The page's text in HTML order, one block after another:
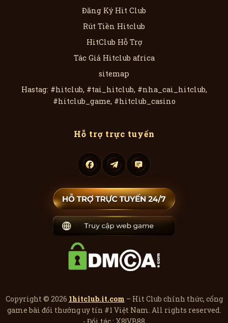
Đăng Ký Hit Club
Rút Tiền Hitclub
HitClub Hỗ Trợ
Tác Giả Hitclub africa
sitemap
Hastag: #hitclub, #tai_hitclub, #nha_cai_hitclub,
#hitclub_game, #hitclub_casino
Hỗ trợ trực tuyến
Copyright © 2026 1hitclub.it.com – Hit Club chính thức, cổng
game bài đổi thưởng uy tín #1 Việt Nam. All rights reserved.